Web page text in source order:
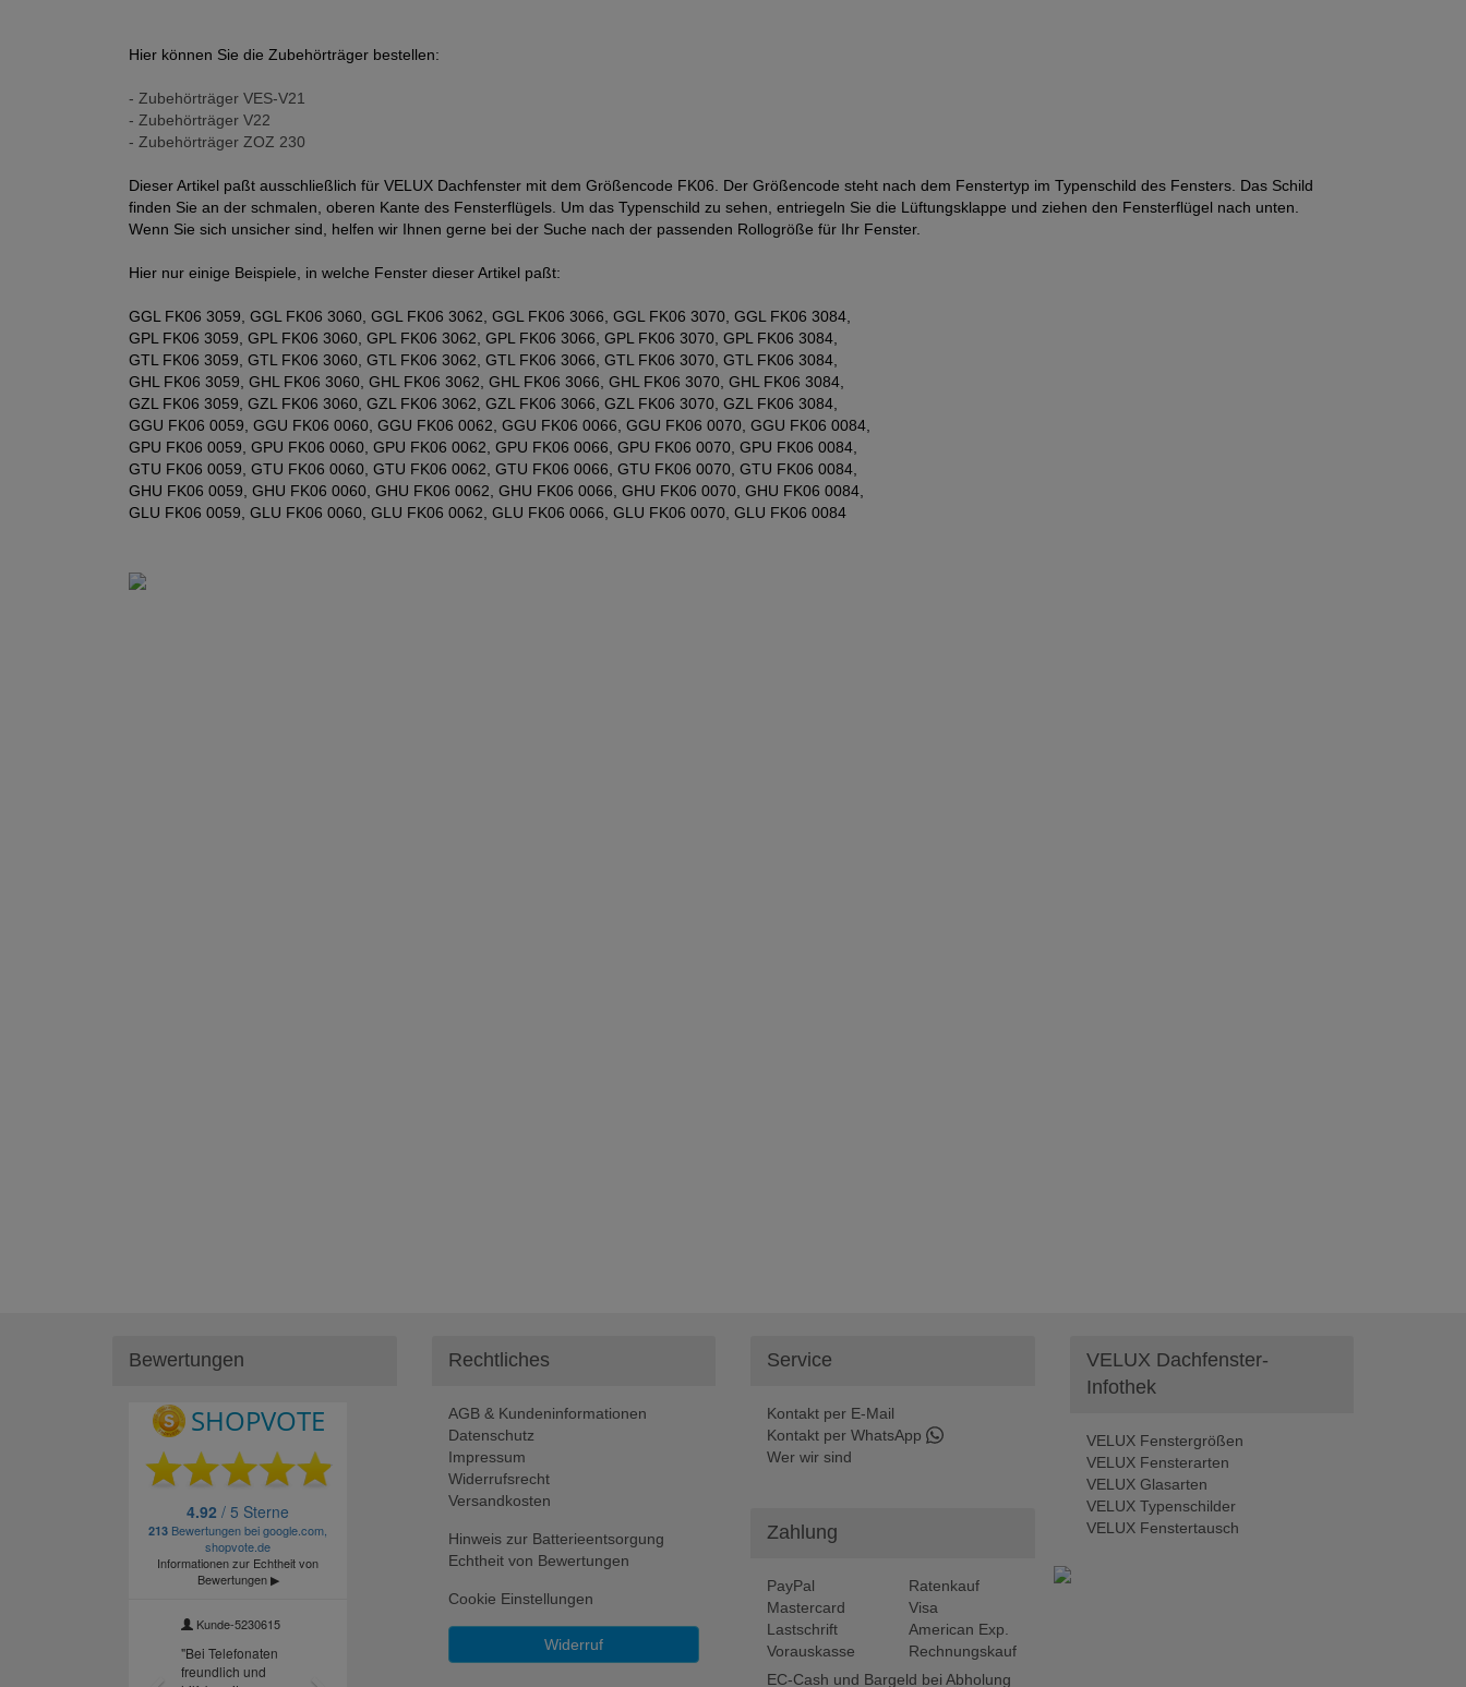
Hier können Sie die Zubehörträger bestellen:
- Zubehörträger VES-V21
- Zubehörträger V22
- Zubehörträger ZOZ 230
Dieser Artikel paßt ausschließlich für VELUX Dachfenster mit dem Größencode FK06. Der Größencode steht nach dem Fenstertyp im Typenschild des Fensters. Das Schild
finden Sie an der schmalen, oberen Kante des Fensterflügels. Um das Typenschild zu sehen, entriegeln Sie die Lüftungsklappe und ziehen den Fensterflügel nach unten.
Wenn Sie sich unsicher sind, helfen wir Ihnen gerne bei der Suche nach der passenden Rollogröße für Ihr Fenster.
Hier nur einige Beispiele, in welche Fenster dieser Artikel paßt:
GGL FK06 3059, GGL FK06 3060, GGL FK06 3062, GGL FK06 3066, GGL FK06 3070, GGL FK06 3084,
GPL FK06 3059, GPL FK06 3060, GPL FK06 3062, GPL FK06 3066, GPL FK06 3070, GPL FK06 3084,
GTL FK06 3059, GTL FK06 3060, GTL FK06 3062, GTL FK06 3066, GTL FK06 3070, GTL FK06 3084,
GHL FK06 3059, GHL FK06 3060, GHL FK06 3062, GHL FK06 3066, GHL FK06 3070, GHL FK06 3084,
GZL FK06 3059, GZL FK06 3060, GZL FK06 3062, GZL FK06 3066, GZL FK06 3070, GZL FK06 3084,
GGU FK06 0059, GGU FK06 0060, GGU FK06 0062, GGU FK06 0066, GGU FK06 0070, GGU FK06 0084,
GPU FK06 0059, GPU FK06 0060, GPU FK06 0062, GPU FK06 0066, GPU FK06 0070, GPU FK06 0084,
GTU FK06 0059, GTU FK06 0060, GTU FK06 0062, GTU FK06 0066, GTU FK06 0070, GTU FK06 0084,
GHU FK06 0059, GHU FK06 0060, GHU FK06 0062, GHU FK06 0066, GHU FK06 0070, GHU FK06 0084,
GLU FK06 0059, GLU FK06 0060, GLU FK06 0062, GLU FK06 0066, GLU FK06 0070, GLU FK06 0084
Bewertungen Rechtliches
AGB & Kundeninformationen
Datenschutz
Impressum
Widerrufsrecht
Versandkosten
Hinweis zur Batterieentsorgung
Echtheit von Bewertungen
Cookie Einstellungen
Widerruf
Service
Kontakt per E-Mail
Kontakt per WhatsApp
Wer wir sind
Zahlung
PayPal
Ratenkauf
Mastercard
Visa
Lastschrift
American Exp.
Vorauskasse
Rechnungskauf
EC-Cash und Bargeld bei Abholung
VELUX Dachfenster-
Infothek
VELUX Fenstergrößen
VELUX Fensterarten
VELUX Glasarten
VELUX Typenschilder
VELUX Fenstertausch